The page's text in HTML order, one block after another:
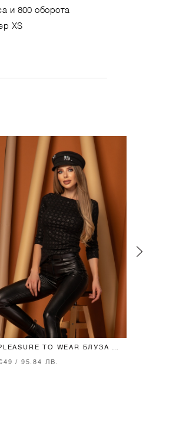
и 800 оборота
XS
TO WEAR БЛУЗА С
/ 95.84 ЛВ.